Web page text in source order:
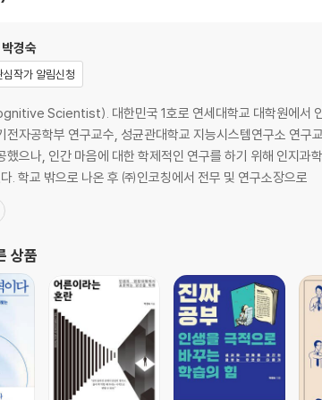
에, 라자스 / 두 개의 성장점 / 삶의 본능, 죽음의 본능
자신에게 저항할까?
항을 위한 저항 / 기억된 정보의 저항
/ 변화에 저항하는 16가지 이유 / 성장을 막는 8가지 장벽/ 자
/ 무의식의 반격 / 인지-행동-정서 치료자들이 말하는 저항 /
성격
분류 / 마음의 장벽에 막히기 쉬운 4가지 성격
타마스
박경숙
심작가 알림신청
Scientist). 대한민국 1호로 연세대학교 대학원에서
전자공학부 연구교수, 성균관대학교 지능시스템연구소 연
했으나, 인간 마음에 대한 학제적인 연구를 하기 위해 인지
. 학교 밖으로 나온 후 ㈜인코칭에서 전무 및 연구소장으로
상품